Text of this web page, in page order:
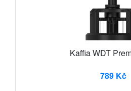
Kaffia WDT
789 Kč